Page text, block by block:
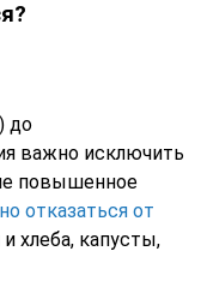
до
важно исключить
повышенное
отказаться от
хлеба, капусты,